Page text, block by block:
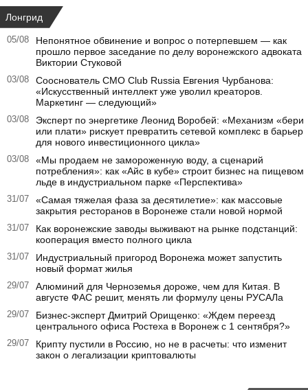
Лонгрид
05/08
Непонятное обвинение и вопрос о потерпевшем — как
прошло первое заседание по делу воронежского адвоката
Виктории Стуковой
03/08
Сооснователь CMO Club Russia Евгения Чурбанова:
«Искусственный интеллект уже уволил креаторов.
Маркетинг — следующий»
03/08
Эксперт по энергетике Леонид Воробей: «Механизм «бери
или плати» рискует превратить сетевой комплекс в барьер
для нового инвестиционного цикла»
03/08
«Мы продаем не замороженную воду, а сценарий
потребления»: как «Айс в кубе» строит бизнес на пищевом
льде в индустриальном парке «Перспектива»
31/07
«Самая тяжелая фаза за десятилетие»: как массовые
закрытия ресторанов в Воронеже стали новой нормой
31/07
Как воронежские заводы выживают на рынке подстанций:
кооперация вместо полного цикла
31/07
Индустриальный пригород Воронежа может запустить
новый формат жилья
29/07
Алюминий для Черноземья дороже, чем для Китая. В
августе ФАС решит, менять ли формулу цены РУСАЛа
29/07
Бизнес-эксперт Дмитрий Орищенко: «Ждем переезд
центрального офиса Ростеха в Воронеж с 1 сентября?»
29/07
Крипту пустили в Россию, но не в расчеты: что изменит
закон о легализации криптовалюты